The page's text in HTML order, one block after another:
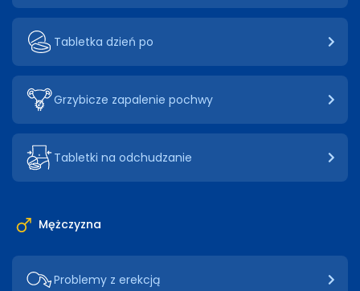
Tabletka dzień po
Grzybicze zapalenie pochwy
Tabletki na odchudzanie
Mężczyzna
Problemy z erekcją